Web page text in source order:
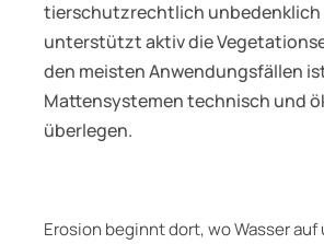
tierschutzrechtlich unbedenklich
unterstützt aktiv die
den meisten Anwendungsfällen
Mattensystemen technisch und
überlegen.
Erosion beginnt dort, wo Wasser